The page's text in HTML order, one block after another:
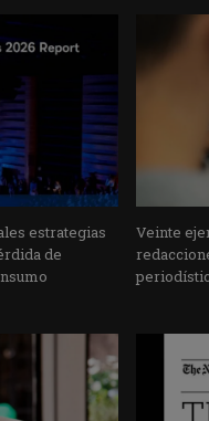
estrategias
de
Veinte